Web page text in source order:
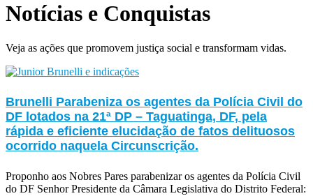
Notícias e Conquistas
Veja as ações que promovem justiça social e transformam vidas.
Brunelli Parabeniza os agentes da Polícia Civil do
DF lotados na 21ª DP – Taguatinga, DF, pela
rápida e eficiente elucidação de fatos delituosos
ocorrido naquela Circunscrição.
Proponho aos Nobres Pares parabenizar os agentes da Polícia Civil
do DF Senhor Presidente da Câmara Legislativa do Distrito Federal: